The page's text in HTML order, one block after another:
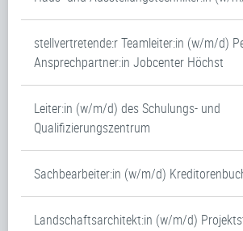
stellvertretende:r Teamleiter:in (w/m/d)
Ansprechpartner:in Jobcenter Höchst
Leiter:in (w/m/d) des Schulungs- und
Qualifizierungszentrum
Sachbearbeiter:in (w/m/d)
Landschaftsarchitekt:in (w/m/d)